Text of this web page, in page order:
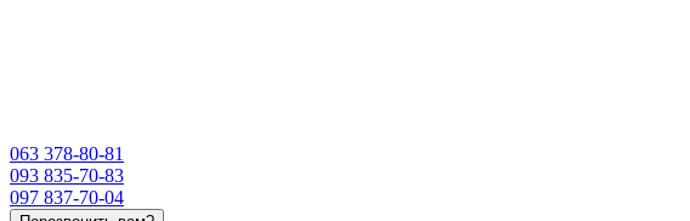
063 378-80-81
093 835-70-83
097 837-70-04